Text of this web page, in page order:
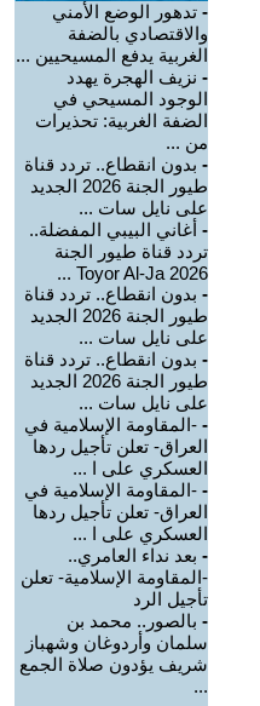
- تدهور الوضع الأمني
والاقتصادي بالضفة
الغربية يدفع المسيحيين ...
- نزيف الهجرة يهدد
الوجود المسيحي في
الضفة الغربية: تحذيرات
من ...
- بدون انقطاع.. تردد قناة
طيور الجنة 2026 الجديد
على نايل سات ...
- أغاني البيبي المفضلة..
تردد قناة طيور الجنة
2026 Toyor Al-Ja ...
- بدون انقطاع.. تردد قناة
طيور الجنة 2026 الجديد
على نايل سات ...
- بدون انقطاع.. تردد قناة
طيور الجنة 2026 الجديد
على نايل سات ...
- -المقاومة الإسلامية في
العراق- تعلن تأجيل ردها
العسكري على ا ...
- -المقاومة الإسلامية في
العراق- تعلن تأجيل ردها
العسكري على ا ...
- بعد نداء العامري..
-المقاومة الإسلامية- تعلن
تأجيل الرد
- بالصور.. محمد بن
سلمان وأردوغان وشهباز
شريف يؤدون صلاة الجمع
...